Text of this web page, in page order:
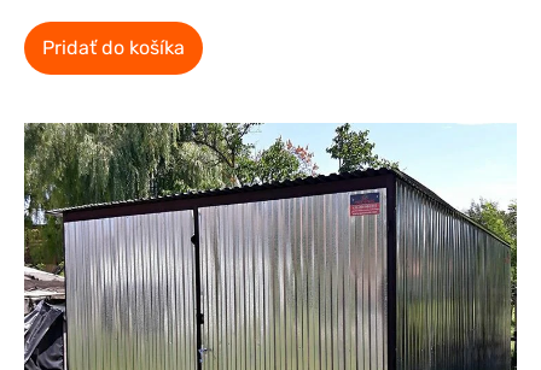
Pridať do košíka